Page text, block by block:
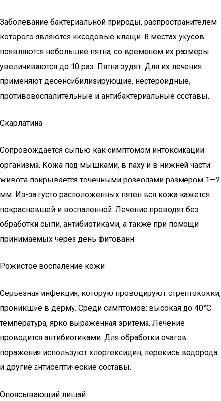
Заболевание бактериальной природы, распространителем
которого являются иксодовые клещи. В местах укусов
появляются небольшие пятна, со временем их размеры
увеличиваются до 10 раз. Пятна зудят. Для их лечения
применяют десенсибилизирующие, нестероидные,
противовоспалительные и антибактериальные составы.
Скарлатина
Сопровождается сыпью как симптомом интоксикации
организма. Кожа под мышками, в паху и в нижней части
живота покрывается точечными розеолами размером 1—2
мм. Из-за густо расположенных пятен вся кожа кажется
покрасневшей и воспаленной. Лечение проводят без
обработки сыпи, антибиотиками, а также при помощи
принимаемых через день фитованн.
Рожистое воспаление кожи
Серьезная инфекция, которую провоцируют стрептококки,
проникшие в дерму. Среди симптомов: высокая до 40°C
температура, ярко выраженная эритема. Лечение
проводится антибиотиками. Для обработки очагов
поражения используют хлоргексидин, перекись водорода
и другие антисептические составы.
Опоясывающий лишай